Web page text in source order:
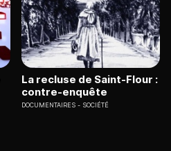
La recluse de Saint-Flour :
contre-enquête
DOCUMENTAIRES SOCIÉTÉ